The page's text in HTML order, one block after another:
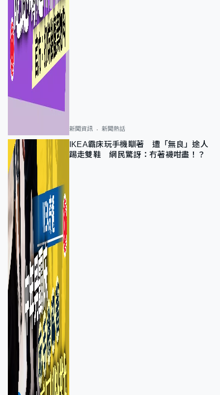
新聞資訊 新聞熱話
IKEA霸床玩手機瞓著 遭「無良」途人
踢走雙鞋 網民驚訝：冇著襪咁盡！？